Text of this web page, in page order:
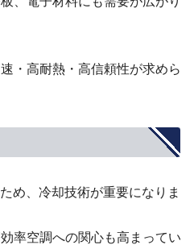
・高耐熱・高信頼性が求めら
め、冷却技術が重要になりま
率空調への関心も高まってい